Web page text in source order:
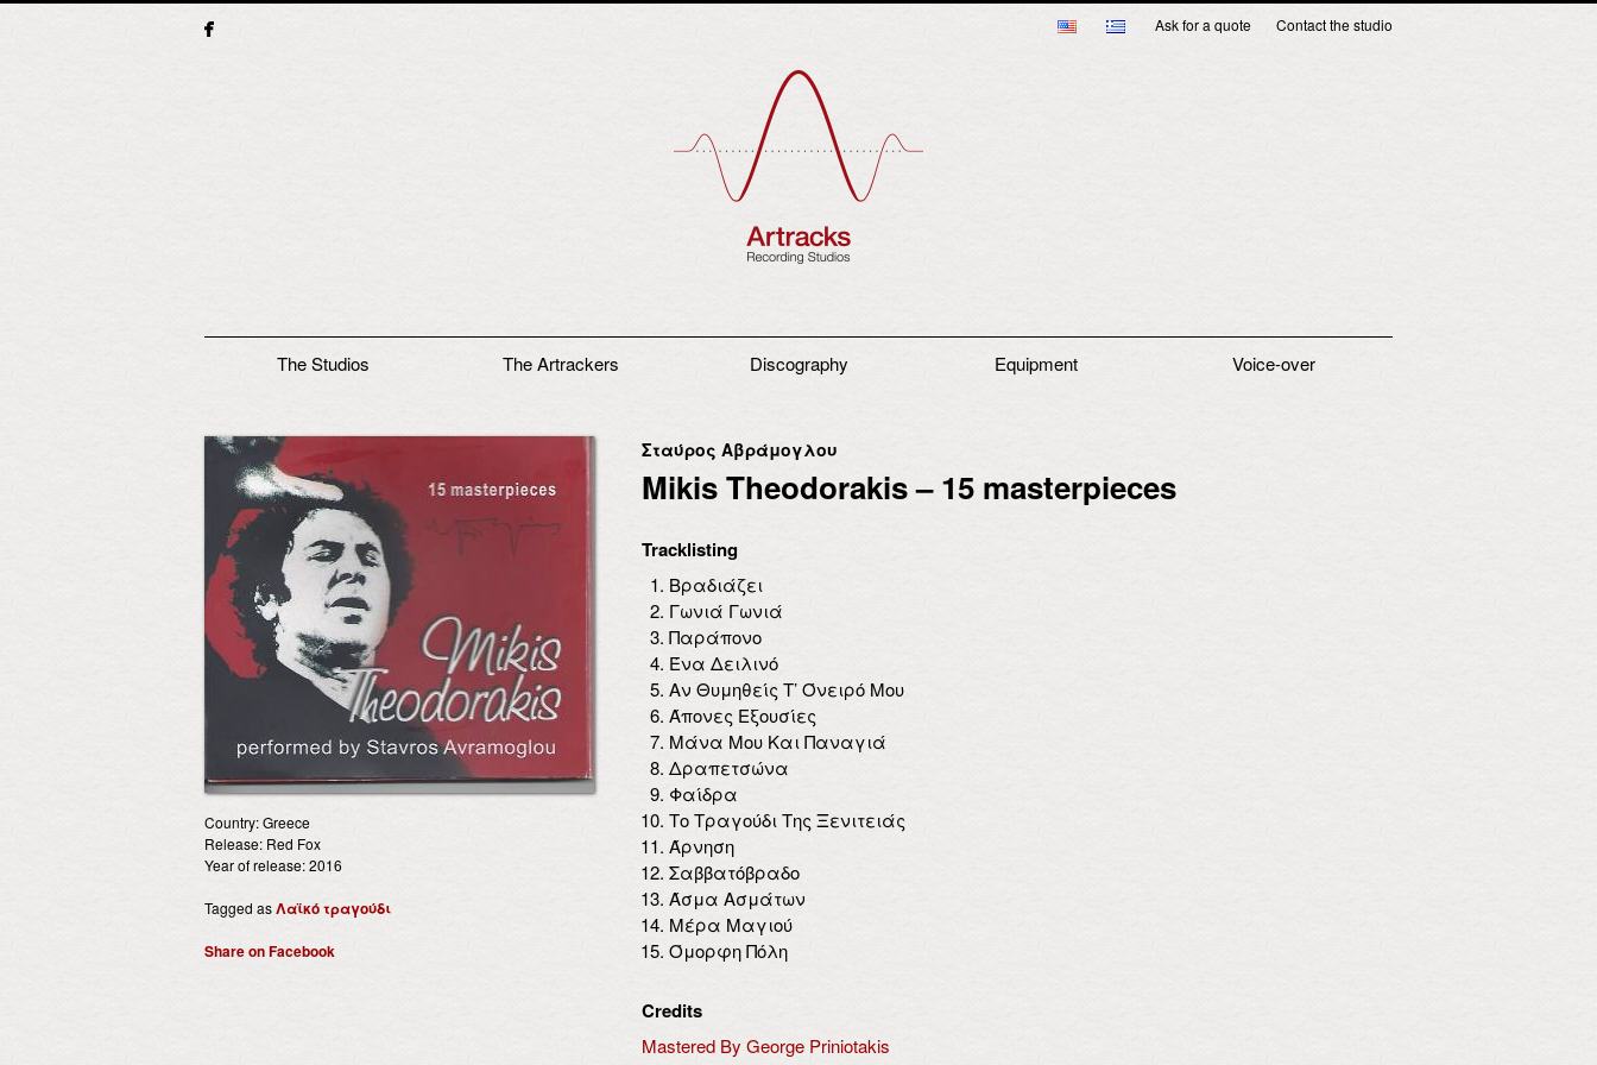
Ask for a quote Contact the studio
Main menuThe Studios The Artrackers Discography Equipment Voice-over
Country: Greece
Release: Red Fox
Year of release: 2016
Tagged asΛαϊκό τραγούδι
Share on Facebook
Σταύρος Αβράμογλου
Mikis Theodorakis – 15 masterpieces
Tracklisting
Βραδιάζει
Γωνιά Γωνιά
Παράπονο
Ένα Δειλινό
Αν Θυμηθείς Τ’ Όνειρό Μου
Άπονες Εξουσίες
Μάνα Μου Και Παναγιά
Δραπετσώνα
Φαίδρα
Το Τραγούδι Της Ξενιτειάς
Άρνηση
Σαββατόβραδο
Άσμα Ασμάτων
Μέρα Μαγιού
Όμορφη Πόλη
Credits
Mastered By George Priniotakis